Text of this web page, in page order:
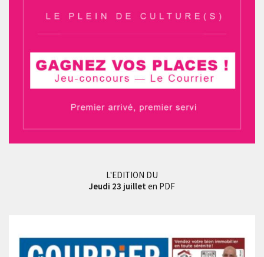
L'EDITION DU
Jeudi 23 juillet en PDF